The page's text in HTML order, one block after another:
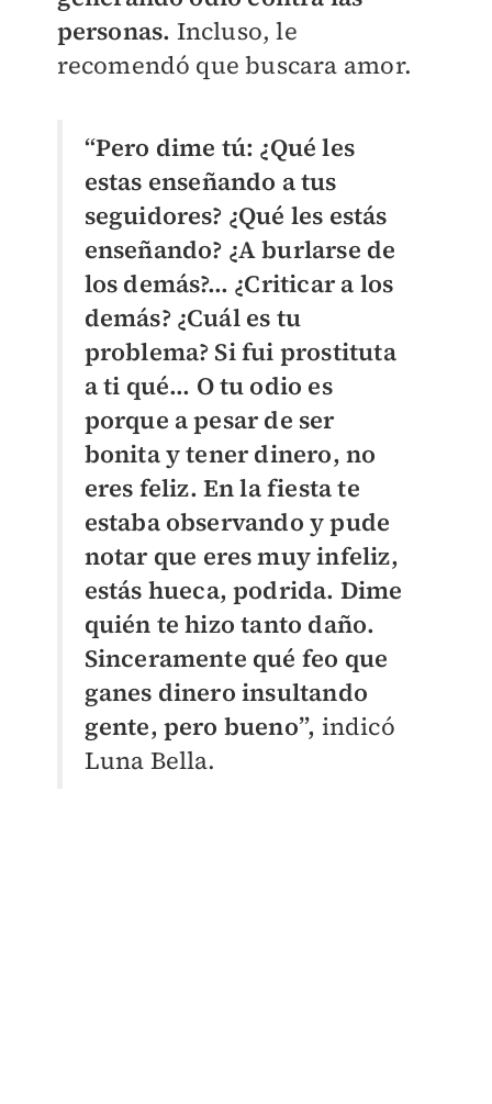
personas. Incluso, le
recomendó que buscara amor.
“Pero dime tú: ¿Qué les
estas enseñando a tus
seguidores? ¿Qué les estás
enseñando? ¿A burlarse de
los demás?... ¿Criticar a los
demás? ¿Cuál es tu
problema? Si fui prostituta
a ti qué… O tu odio es
porque a pesar de ser
bonita y tener dinero, no
eres feliz. En la fiesta te
estaba observando y pude
notar que eres muy infeliz,
estás hueca, podrida. Dime
quién te hizo tanto daño.
Sinceramente qué feo que
ganes dinero insultando
gente, pero bueno”, indicó
Luna Bella.